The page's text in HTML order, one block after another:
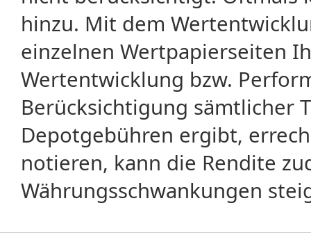
hinzu. Mit dem
einzelnen Wertpapierseiten
Wertentwicklung bzw.
Berücksichtigung sämtlicher
Depotgebühren ergibt,
notieren, kann die Rendite
Währungsschwankungen